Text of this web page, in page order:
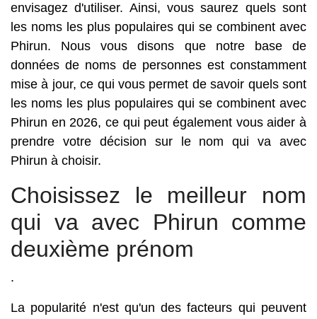
envisagez d'utiliser. Ainsi, vous saurez quels sont
les noms les plus populaires qui se combinent avec
Phirun. Nous vous disons que notre base de
données de noms de personnes est constamment
mise à jour, ce qui vous permet de savoir quels sont
les noms les plus populaires qui se combinent avec
Phirun en 2026, ce qui peut également vous aider à
prendre votre décision sur le nom qui va avec
Phirun à choisir.
Choisissez le meilleur nom
qui va avec Phirun comme
deuxième prénom
.
La popularité n'est qu'un des facteurs qui peuvent